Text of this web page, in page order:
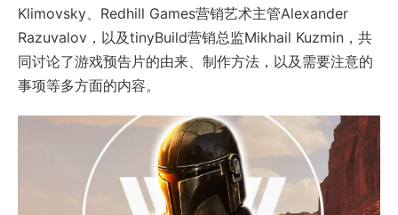
Klimovsky、Redhill Games营销艺术主管Alexander
Razuvalov，以及tinyBuild营销总监Mikhail Kuzmin，共
同讨论了游戏预告片的由来、制作方法，以及需要注意的
事项等多方面的内容。